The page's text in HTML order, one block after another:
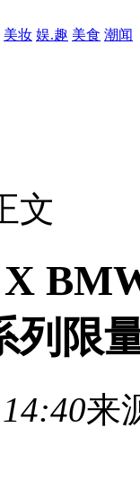
美妆 娱.趣 美食 潮闻
文
列限
来